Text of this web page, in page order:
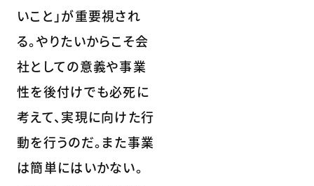
いこと」が重要視され
る。やりたいからこそ会
社としての意義や事業
性を後付けでも必死に
考えて、実現に向けた行
動を行うのだ。また事業
は簡単にはいかない。